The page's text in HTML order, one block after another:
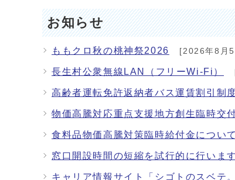
お知らせ
ももクロ秋の桃神祭2026 [2026年8月5
長生村公衆無線LAN（フリーWi-Fi）
高齢者運転免許返納者バス運賃割引制
物価高騰対応重点支援地方創生臨時交
食料品物価高騰対策臨時給付金について
窓口開設時間の短縮を試行的に行いま
キャリア情報サイト「シゴトのスベテ